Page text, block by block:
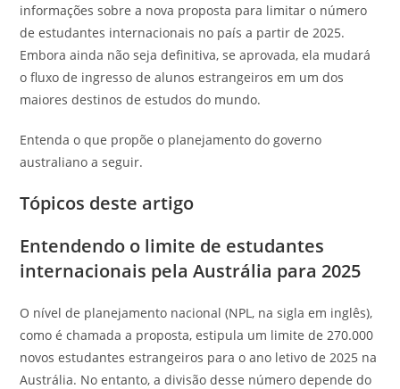
informações sobre a nova proposta para limitar o número
de estudantes internacionais no país a partir de 2025.
Embora ainda não seja definitiva, se aprovada, ela mudará
o fluxo de ingresso de alunos estrangeiros em um dos
maiores destinos de estudos do mundo.
Entenda o que propõe o planejamento do governo
australiano a seguir.
Tópicos deste artigo
Entendendo o limite de estudantes
internacionais pela Austrália para 2025
O nível de planejamento nacional (NPL, na sigla em inglês),
como é chamada a proposta, estipula um limite de 270.000
novos estudantes estrangeiros para o ano letivo de 2025 na
Austrália. No entanto, a divisão desse número depende do